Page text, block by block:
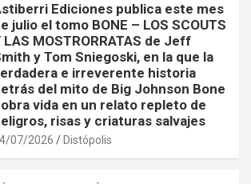
Ediciones publica este mes
julio el tomo BONE – LOS SCOUTS
LAS MOSTRORRATAS de Jeff
y Tom Sniegoski, en la que la
e irreverente historia
del mito de Big Johnson Bone
vida en un relato repleto de
risas y criaturas salvajes
07/2026 Distópolis